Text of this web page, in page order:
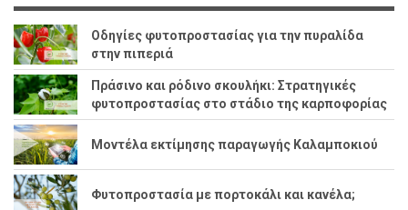
Οδηγίες φυτοπροστασίας για την πυραλίδα
στην πιπεριά
Πράσινο και ρόδινο σκουλήκι: Στρατηγικές
φυτοπροστασίας στο στάδιο της καρποφορίας
Μοντέλα εκτίμησης παραγωγής Καλαμποκιού
Φυτοπροστασία με πορτοκάλι και κανέλα;